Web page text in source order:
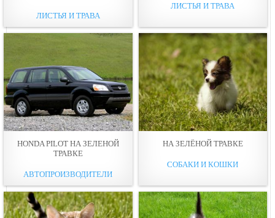
ЛИСТЬЯ И ТРАВА
ЛИСТЬЯ И ТРАВА
HONDA PILOT НА ЗЕЛЕНОЙ
ТРАВКЕ
АВТОПРОИЗВОДИТЕЛИ
НА ЗЕЛЁНОЙ ТРАВКЕ
СОБАКИ И КОШКИ